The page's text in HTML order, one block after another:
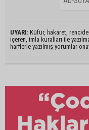
UYARI: Küfür, hakaret,
içeren, imla kuralları ile
harflerle yazılmış yorumlar